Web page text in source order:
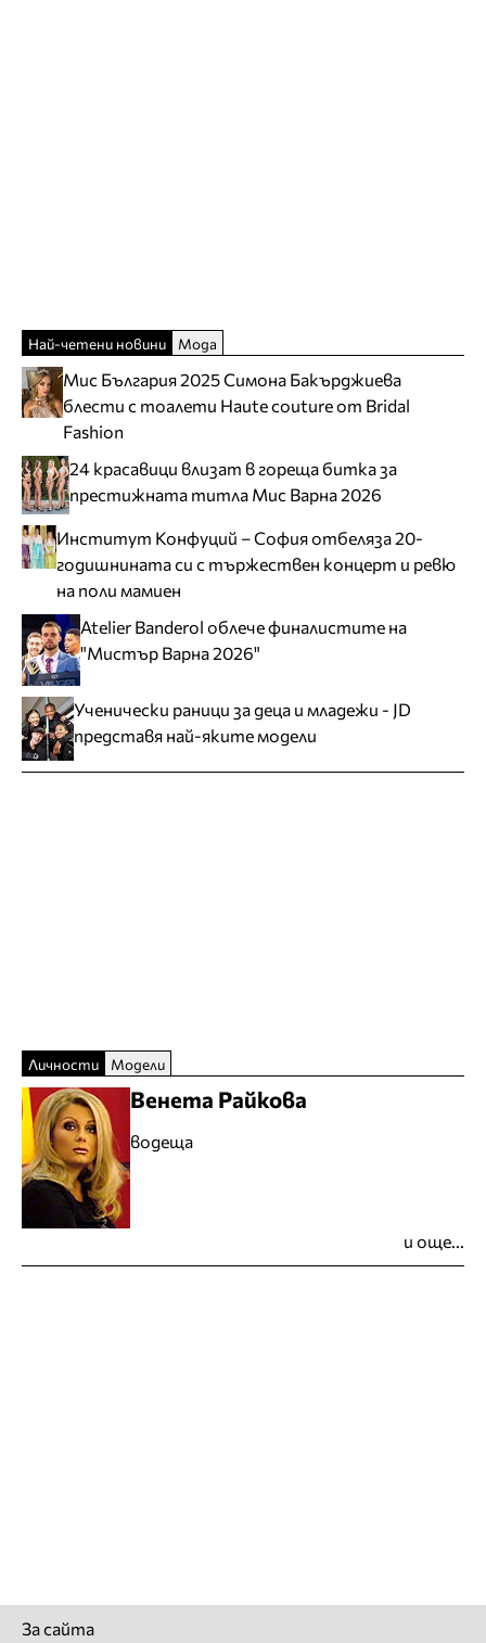
Най-четени новини Мода
Мис България 2025 Симона Бакърджиева
блести с тоалети Haute couture от Bridal
Fashion
24 красавици влизат в гореща битка за
престижната титла Мис Варна 2026
Институт Конфуций – София отбеляза 20-
годишнината си с тържествен концерт и ревю
на поли мамиен
Atelier Banderol облече финалистите на
"Мистър Варна 2026"
Ученически раници за деца и младежи - JD
представя най-яките модели
Личности Модели
Венета Райкова
водеща
и още...
За сайта